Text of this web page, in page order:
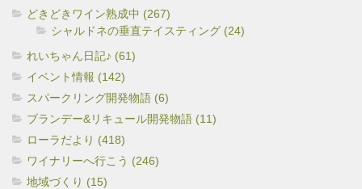
どきどきワイン熟成中 (267)
シャルドネの垂直テイスティング (24)
れいちゃん日記♪ (61)
イベント情報 (142)
スパークリング開発物語 (6)
ブランデー&リキュール開発物語 (11)
ローラだより (418)
ワイナリーへ行こう (246)
地域づくり (15)